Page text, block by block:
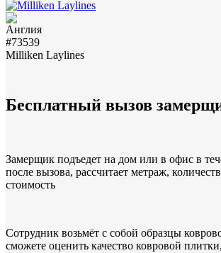
#73539
Milliken Laylines
Бесплатный вызов
Замерщик подъедет на дом или в офис в
после вызова, рассчитает метраж,
стоимость
Сотрудник возьмёт с собой образцы
сможете оценить качество ковровой